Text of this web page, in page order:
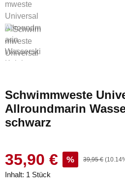
Schwimmweste
Allroundmarin
schwarz
35,90 € % 39,95 €
Inhalt: 1 Stück